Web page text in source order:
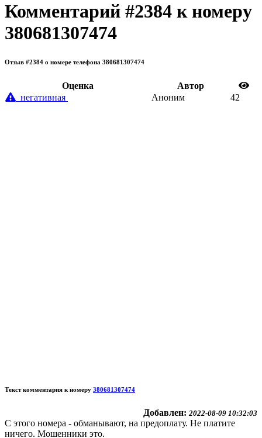
Комментарий #2384 к номеру
380681307474
Отзыв #2384 о номере телефона 380681307474
Oценка
Автор
негативная
Аноним 42
Текст комментария к номеру 380681307474
Добавлен: 2022-08-09 10:32:03
С этого номера - обманывают, на предоплату. Не платите
ничего. Мошенники это.